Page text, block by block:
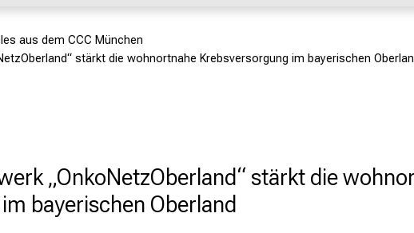
aus dem CCC München
stärkt die wohnortnahe Krebsversorgung im bayerischen
„OnkoNetzOberland“ stärkt die
bayerischen Oberland